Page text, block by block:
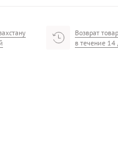
Возврат
в течение 14